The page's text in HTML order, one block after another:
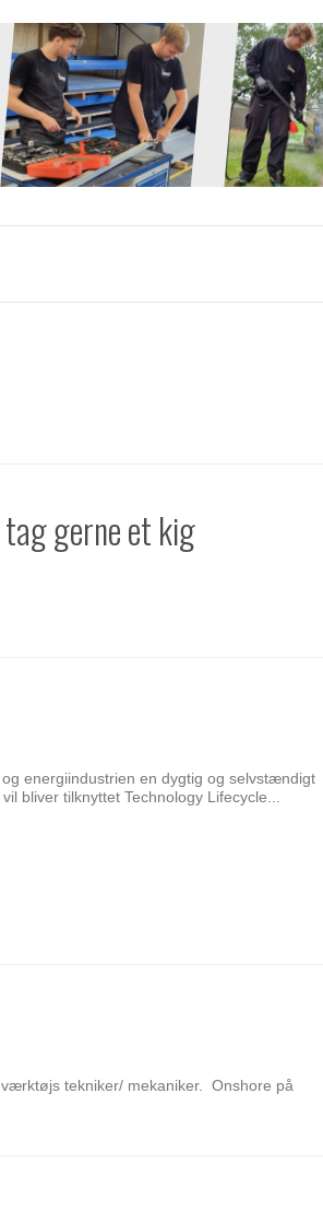
gerne et kig
energiindustrien en dygtig og selvstændigt
bliver tilknyttet Technology Lifecycle...
tekniker/ mekaniker. Onshore på